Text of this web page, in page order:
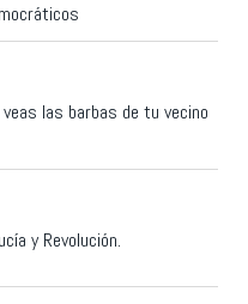
veas las barbas de tu vecino
y Revolución.